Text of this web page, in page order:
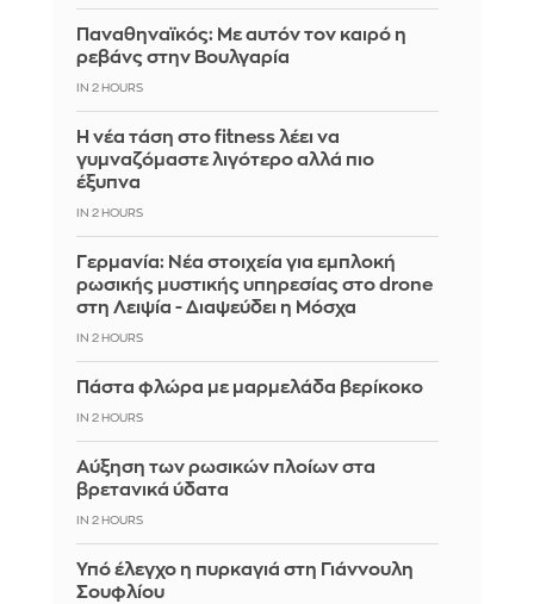
Παναθηναϊκός: Με αυτόν τον καιρό η
ρεβάνς στην Βουλγαρία
IN 2 HOURS
Η νέα τάση στο fitness λέει να
γυμναζόμαστε λιγότερο αλλά πιο
έξυπνα
IN 2 HOURS
Γερμανία: Νέα στοιχεία για εμπλοκή
ρωσικής μυστικής υπηρεσίας στο drone
στη Λειψία - Διαψεύδει η Μόσχα
IN 2 HOURS
Πάστα φλώρα με μαρμελάδα βερίκοκο
IN 2 HOURS
Αύξηση των ρωσικών πλοίων στα
βρετανικά ύδατα
IN 2 HOURS
Υπό έλεγχο η πυρκαγιά στη Γιάννουλη
Σουφλίου